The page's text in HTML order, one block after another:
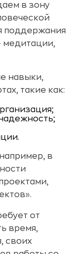
в зону
поддержания
медитации,
навыки,
такие как:
в
от
время,
своих